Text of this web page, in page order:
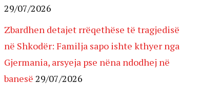
29/07/2026
Zbardhen detajet rrëqethëse të tragjedisë
në Shkodër: Familja sapo ishte kthyer nga
Gjermania, arsyeja pse nëna ndodhej në
banesë 29/07/2026